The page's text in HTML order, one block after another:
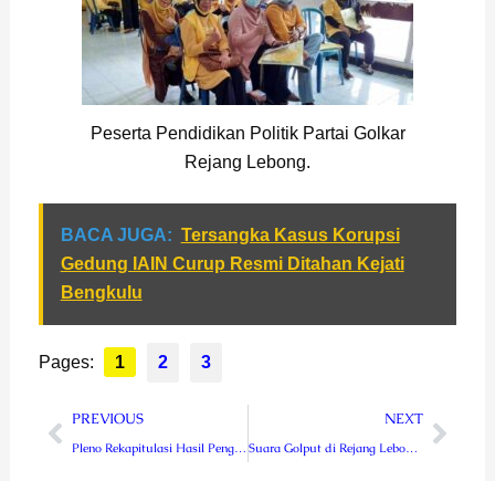
Peserta Pendidikan Politik Partai Golkar
Rejang Lebong.
BACA JUGA: Tersangka Kasus Korupsi
Gedung IAIN Curup Resmi Ditahan Kejati
Bengkulu
Pages: 1 2 3
Prev
PREVIOUS
Pleno Rekapitulasi Hasil Penghitungan Suara Tingkat Kabupaten, Paslon SAHE Tetap Unggul
NEXT
Suara Golput di Rejang Lebong Lebih Banyak dari Paslon yang Unggul
Next